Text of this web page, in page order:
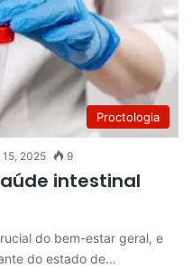
Proctologia
15, 2025 9
intestinal
do bem-estar geral, e
do estado de…